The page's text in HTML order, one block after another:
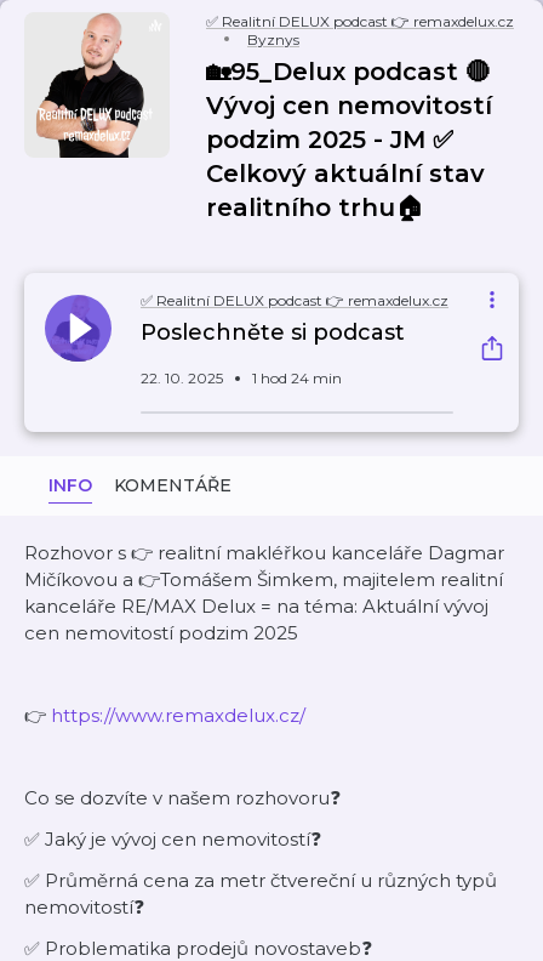
✅ Realitní DELUX podcast 👉 remaxdelux.cz
Byznys
🏡95_Delux podcast 🔴
Vývoj cen nemovitostí
podzim 2025 - JM ✅
Celkový aktuální stav
realitního trhu🏠
✅ Realitní DELUX podcast 👉 remaxdelux.cz
Poslechněte si podcast
22. 10. 2025 1 hod 24 min
INFO KOMENTÁŘE
Rozhovor s 👉 realitní makléřkou kanceláře Dagmar
Mičíkovou a 👉Tomášem Šimkem, majitelem realitní
kanceláře RE/MAX Delux = na téma: Aktuální vývoj
cen nemovitostí podzim 2025
👉 https://www.remaxdelux.cz/
Co se dozvíte v našem rozhovoru❓
✅ Jaký je vývoj cen nemovitostí❓
✅ Průměrná cena za metr čtvereční u různých typů
nemovitostí❓
✅ Problematika prodejů novostaveb❓